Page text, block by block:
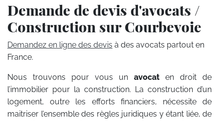
Demande de devis d'avocats /
Construction sur Courbevoie
Demandez en ligne des devis à des avocats partout en
France.
Nous trouvons pour vous un avocat en droit de
l’immobilier pour la construction. La construction d’un
logement, outre les efforts financiers, nécessite de
maitriser l’ensemble des règles juridiques y étant liée, de